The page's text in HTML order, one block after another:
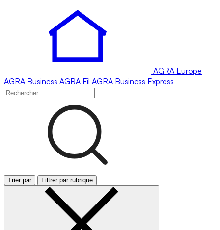
AGRA Europe
AGRA Business AGRA Fil AGRA Business Express
Trier par Filtrer par rubrique